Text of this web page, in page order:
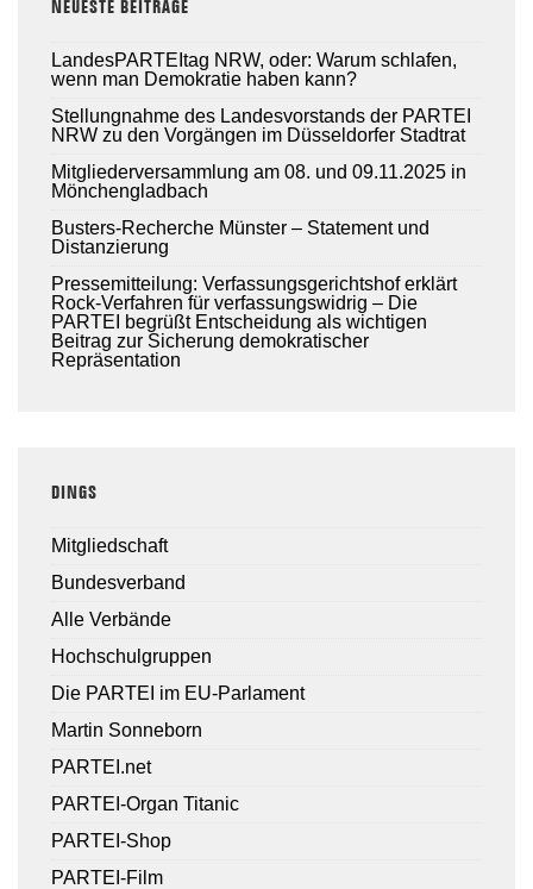
NEUESTE BEITRÄGE
LandesPARTEItag NRW, oder: Warum schlafen,
wenn man Demokratie haben kann?
Stellungnahme des Landesvorstands der PARTEI
NRW zu den Vorgängen im Düsseldorfer Stadtrat
Mitgliederversammlung am 08. und 09.11.2025 in
Mönchengladbach
Busters-Recherche Münster – Statement und
Distanzierung
Pressemitteilung: Verfassungsgerichtshof erklärt
Rock-Verfahren für verfassungswidrig – Die
PARTEI begrüßt Entscheidung als wichtigen
Beitrag zur Sicherung demokratischer
Repräsentation
DINGS
Mitgliedschaft
Bundesverband
Alle Verbände
Hochschulgruppen
Die PARTEI im EU-Parlament
Martin Sonneborn
PARTEI.net
PARTEI-Organ Titanic
PARTEI-Shop
PARTEI-Film